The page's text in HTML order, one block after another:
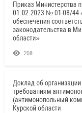
Приказ Министерства
01.02.2023 № 01-08/44
обеспечения
законодательства в
области»
208
Доклад об
требованиям
(антимонопольный
Курской области